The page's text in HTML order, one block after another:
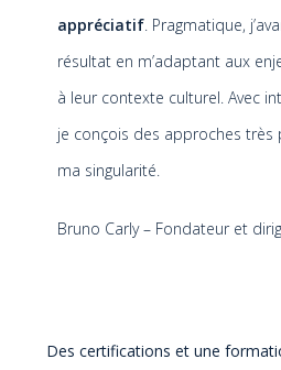
appréciatif Pragmatique,
résultat en m’adaptant aux
à leur contexte culturel. Avec
je conçois des approches très
ma singularité.
Bruno Carly – Fondateur et
Des certifications et une